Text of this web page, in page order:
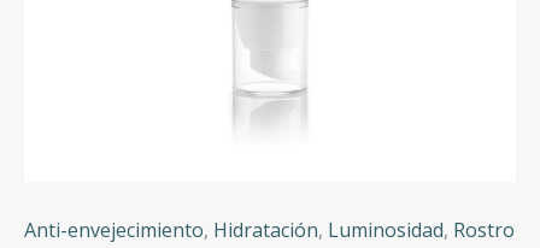
Anti-envejecimiento, Hidratación, Luminosidad, Rostro